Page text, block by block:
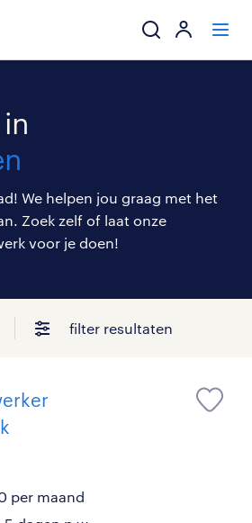
mijn carrière
over randstad
We helpen jou graag met het
Zoek zelf of laat onze
voor je doen!
filter resultaten
per maand